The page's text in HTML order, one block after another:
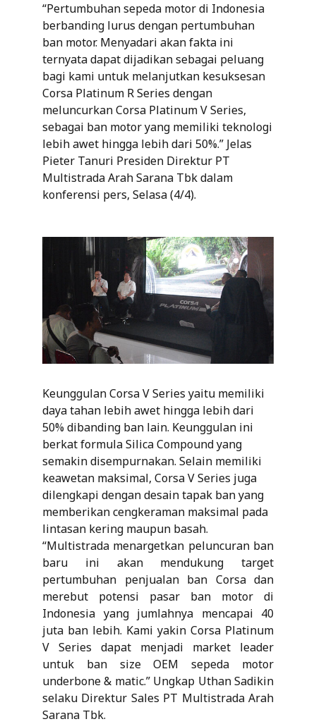
“Pertumbuhan sepeda motor di Indonesia
berbanding lurus dengan pertumbuhan
ban motor. Menyadari akan fakta ini
ternyata dapat dijadikan sebagai peluang
bagi kami untuk melanjutkan kesuksesan
Corsa Platinum R Series dengan
meluncurkan Corsa Platinum V Series,
sebagai ban motor yang memiliki teknologi
lebih awet hingga lebih dari 50%.” Jelas
Pieter Tanuri Presiden Direktur PT
Multistrada Arah Sarana Tbk dalam
konferensi pers, Selasa (4/4).
Keunggulan Corsa V Series yaitu memiliki
daya tahan lebih awet hingga lebih dari
50% dibanding ban lain. Keunggulan ini
berkat formula Silica Compound yang
semakin disempurnakan. Selain memiliki
keawetan maksimal, Corsa V Series juga
dilengkapi dengan desain tapak ban yang
memberikan cengkeraman maksimal pada
lintasan kering maupun basah.
“Multistrada menargetkan peluncuran ban
baru ini akan mendukung target
pertumbuhan penjualan ban Corsa dan
merebut potensi pasar ban motor di
Indonesia yang jumlahnya mencapai 40
juta ban lebih. Kami yakin Corsa Platinum
V Series dapat menjadi market leader
untuk ban size OEM sepeda motor
underbone & matic.” Ungkap Uthan Sadikin
selaku Direktur Sales PT Multistrada Arah
Sarana Tbk.